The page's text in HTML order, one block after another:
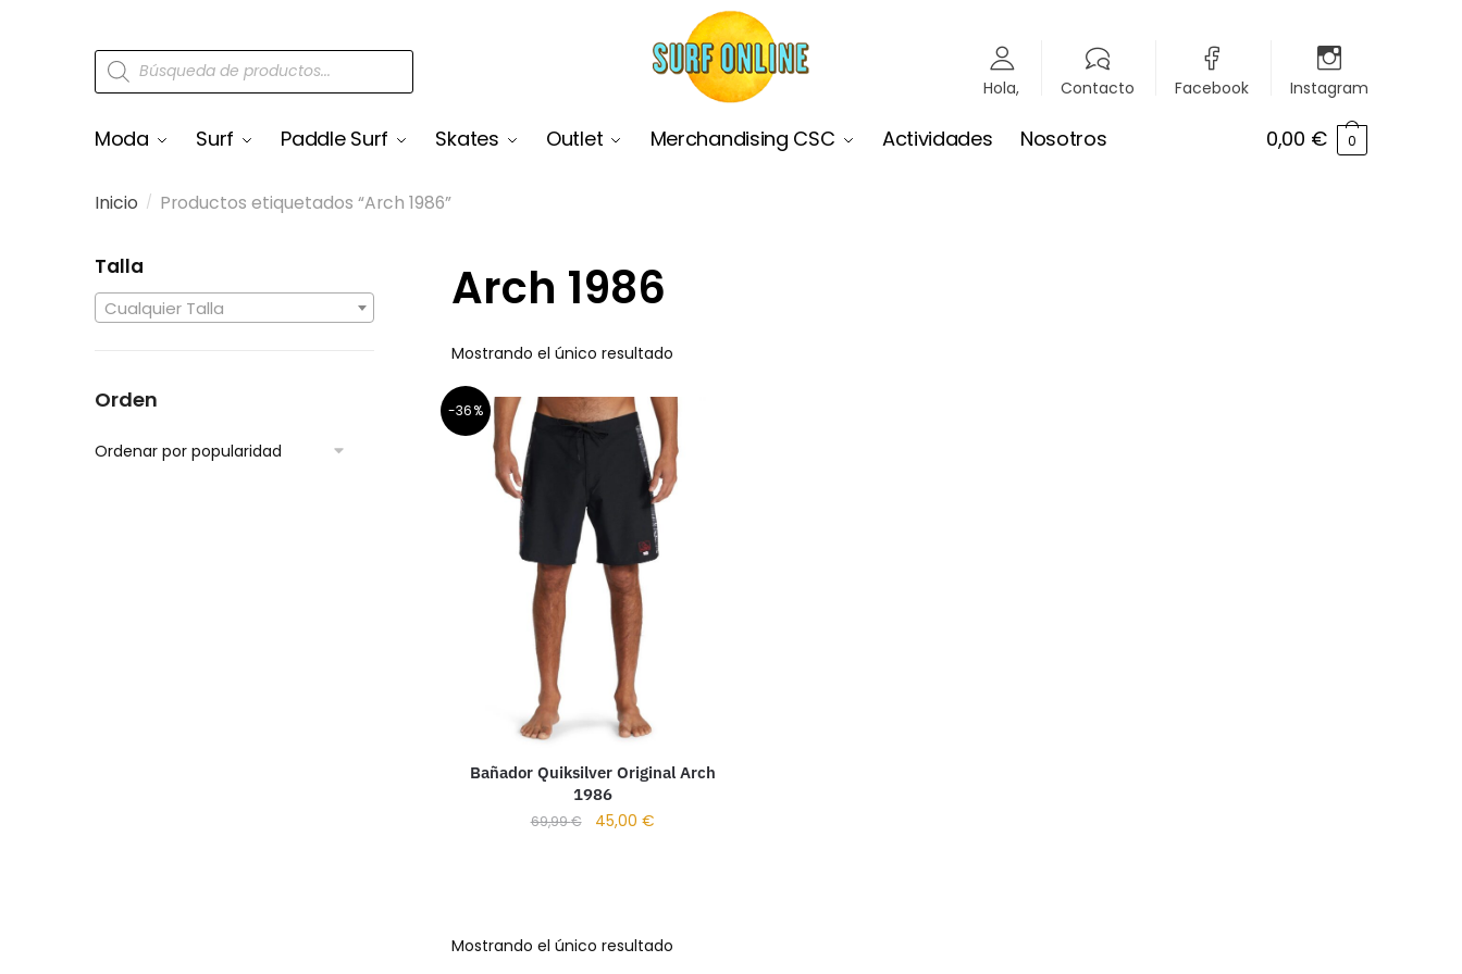
Hola, Contacto Facebook Instagram
Moda Surf Paddle Surf Skates Outlet Merchandising CSC Actividades Nosotros 0,00 € 0
Inicio / Productos etiquetados “Arch 1986”
Arch 1986
Mostrando el único resultado
-36%
Bañador Quiksilver Original Arch
1986
69,99€ 45,00 €
Mostrando el único resultado
Talla
Cualquier Talla
Orden